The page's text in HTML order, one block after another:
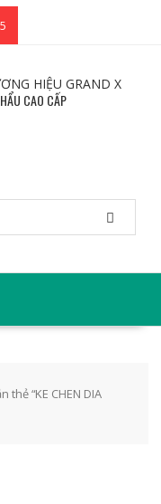
CAO CẤP
“KE CHEN DIA